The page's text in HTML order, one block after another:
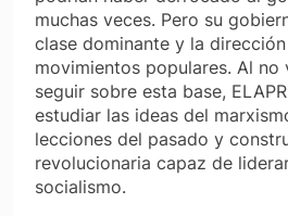
muchas veces. Pero su
clase dominante y la
movimientos populares. Al no
seguir sobre esta base,
estudiar las ideas del
lecciones del pasado y
revolucionaria capaz de
socialismo.